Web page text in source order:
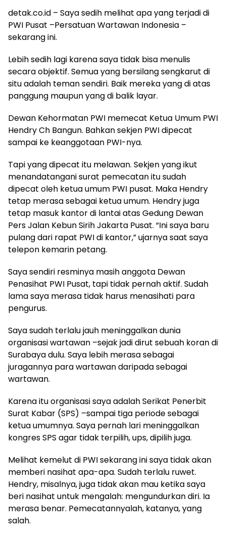
detak.co.id – Saya sedih melihat apa yang terjadi di
PWI Pusat –Persatuan Wartawan Indonesia –
sekarang ini.
Lebih sedih lagi karena saya tidak bisa menulis
secara objektif. Semua yang bersilang sengkarut di
situ adalah teman sendiri. Baik mereka yang di atas
panggung maupun yang di balik layar.
Dewan Kehormatan PWI memecat Ketua Umum PWI
Hendry Ch Bangun. Bahkan sekjen PWI dipecat
sampai ke keanggotaan PWI-nya.
Tapi yang dipecat itu melawan. Sekjen yang ikut
menandatangani surat pemecatan itu sudah
dipecat oleh ketua umum PWI pusat. Maka Hendry
tetap merasa sebagai ketua umum. Hendry juga
tetap masuk kantor di lantai atas Gedung Dewan
Pers Jalan Kebun Sirih Jakarta Pusat. “Ini saya baru
pulang dari rapat PWI di kantor,” ujarnya saat saya
telepon kemarin petang.
Saya sendiri resminya masih anggota Dewan
Penasihat PWI Pusat, tapi tidak pernah aktif. Sudah
lama saya merasa tidak harus menasihati para
pengurus.
Saya sudah terlalu jauh meninggalkan dunia
organisasi wartawan –sejak jadi dirut sebuah koran di
Surabaya dulu. Saya lebih merasa sebagai
juragannya para wartawan daripada sebagai
wartawan.
Karena itu organisasi saya adalah Serikat Penerbit
Surat Kabar (SPS) –sampai tiga periode sebagai
ketua umumnya. Saya pernah lari meninggalkan
kongres SPS agar tidak terpilih, ups, dipilih juga.
Melihat kemelut di PWI sekarang ini saya tidak akan
memberi nasihat apa-apa. Sudah terlalu ruwet.
Hendry, misalnya, juga tidak akan mau ketika saya
beri nasihat untuk mengalah: mengundurkan diri. Ia
merasa benar. Pemecatannyalah, katanya, yang
salah.